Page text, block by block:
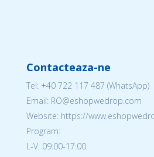
Contacteaza-ne
Tel: +40 722 117 487 (WhatsApp)
Email: RO@eshopwedrop.com
Website: https://
Program:
L-V: 09:00-17:00